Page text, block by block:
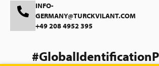
INFO-
GERMANY@TURCKVILANT.COM
+49 208 4952 395